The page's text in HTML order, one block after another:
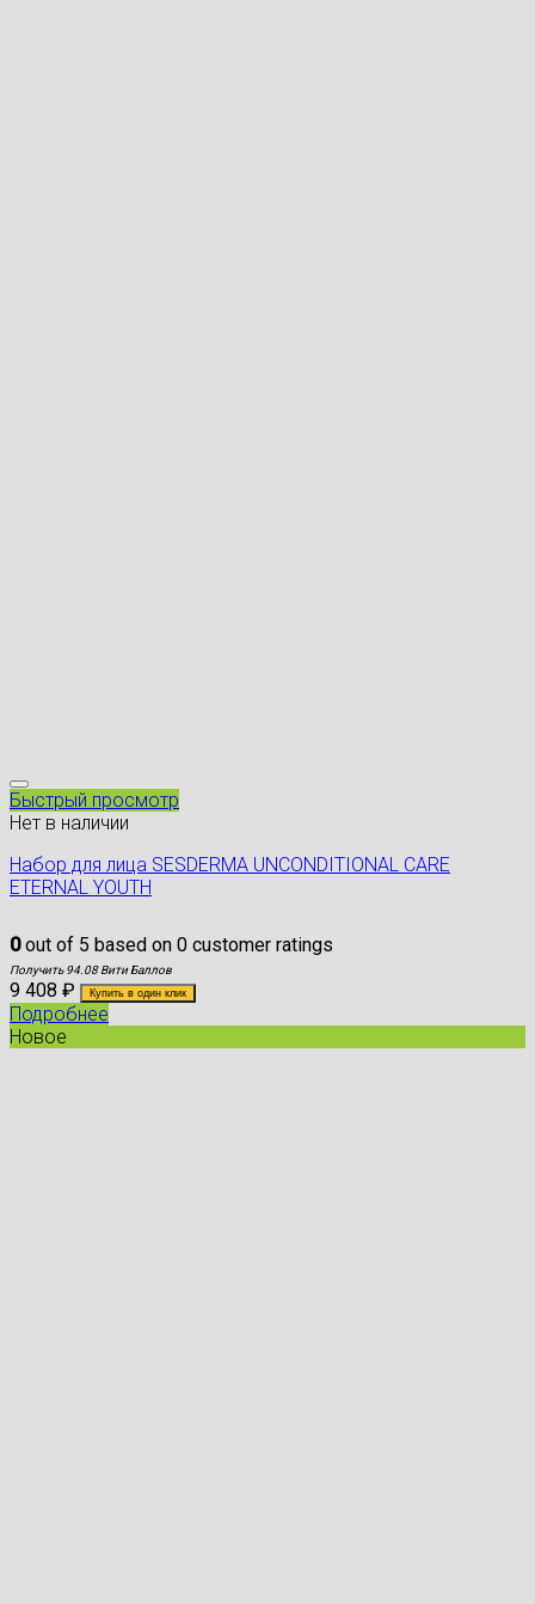
Быстрый просмотр
Нет в наличии
Hабор для лица SESDERMA UNCONDITIONAL CARE
ETERNAL YOUTH
0out of 5 based on 0 customer ratings
Получить 94.08 Вити Баллов
9 408 ₽ Купить в один клик
Подробнее
Новое